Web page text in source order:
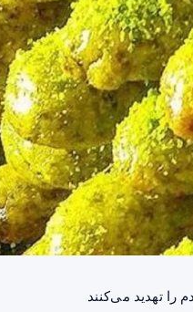
را تهدید می‌کنند